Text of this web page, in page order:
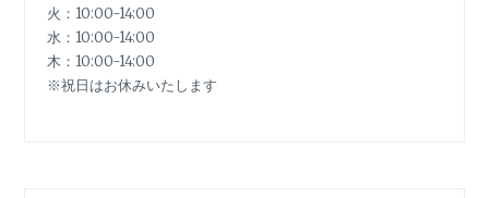
火：10:00-14:00
水：10:00-14:00
木：10:00-14:00
※祝日はお休みいたします